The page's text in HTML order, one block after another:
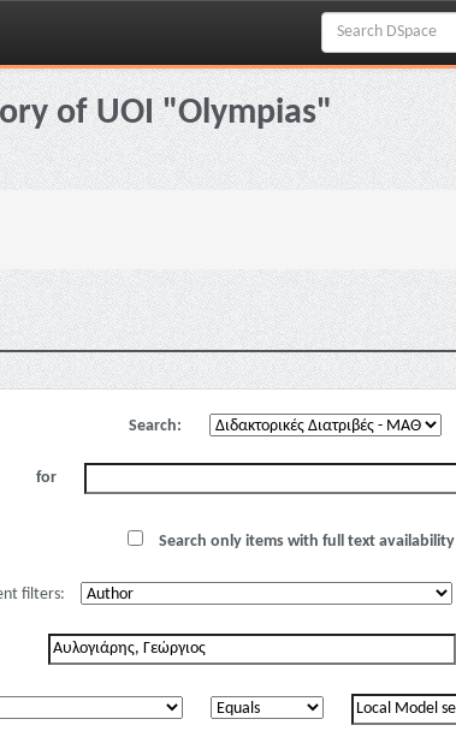
of UOI "Olympias"
Search:
for
Search only items with full text availability
filters: